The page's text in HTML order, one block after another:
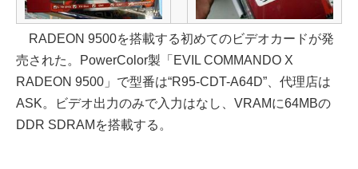
RADEON 9500を搭載する初めてのビデオカードが発
売された。PowerColor製「EVIL COMMANDO X
RADEON 9500」で型番は“R95-CDT-A64D”、代理店は
ASK。ビデオ出力のみで入力はなし、VRAMに64MBの
DDR SDRAMを搭載する。